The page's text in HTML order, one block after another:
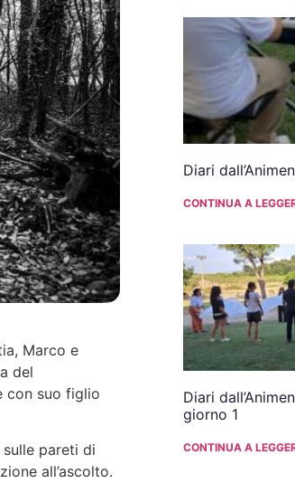
Marco e
del
con suo figlio
pareti di
all’ascolto.
Diari
CONTINUA A
Diari
giorno 1
CONTINUA A